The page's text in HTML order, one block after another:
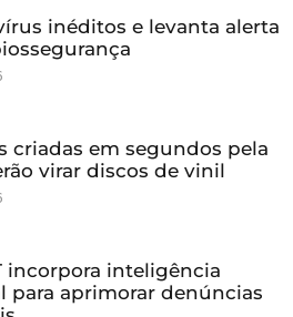
inéditos e levanta alerta
criadas em segundos pela
virar discos de vinil
incorpora inteligência
para aprimorar denúncias